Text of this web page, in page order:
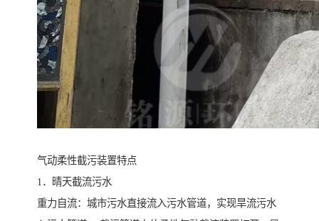
气动柔性截污装置特点
1．晴天截流污水
重力自流：城市污水直接流入污水管道，实现旱流污水